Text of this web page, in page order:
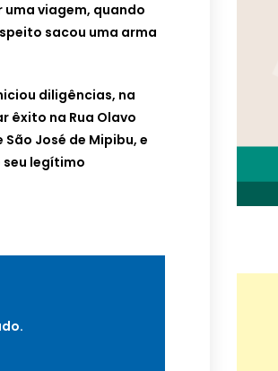
viagem, quando
sacou uma arma
diligências, na
êxito na Rua Olavo
José de Mipibu, e
legítimo